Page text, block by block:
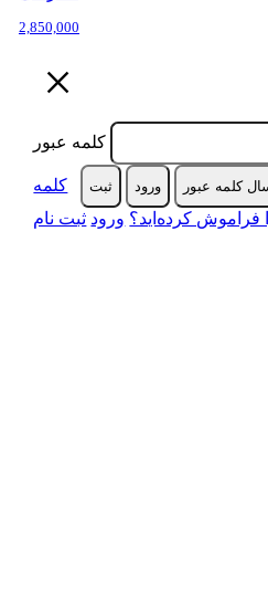
2,850,000
×
کلمه عبور
کلمه عبور ورود ثبت‌
کلمه
فراموش کرده‌اید؟ ورود ثبت نام